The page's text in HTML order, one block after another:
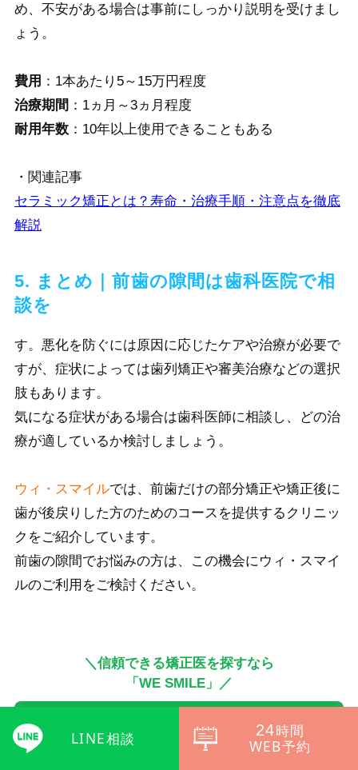
め、不安がある場合は事前にしっかり説明を受けまし
ょう。
費用 ：1本あたり5～15万円程度
治療期間 ：1ヵ月～3ヵ月程度
耐用年数：10年以上使用できることもある
・関連記事
セラミック矯正とは？寿命・治療手順・注意点を徹底
解説
5. まとめ｜前歯の隙間は歯科医院で相
談を
す。悪化を防ぐには原因に応じたケアや治療が必要で
すが、症状によっては歯列矯正や審美治療などの選択
肢もあります。
気になる症状がある場合は歯科医師に相談し、どの治
療が適しているか検討しましょう。
ウィ・スマイルでは、前歯だけの部分矯正や矯正後に
歯が後戻りした方のためのコースを提供するクリニッ
クをご紹介しています。
前歯の隙間でお悩みの方は、この機会にウィ・スマイ
ルのご利用をご検討ください。
＼信頼できる矯正医を探すなら
「WE SMILE」／
月額3,000円～
「最寄り」のクリニックを探す
LINE相談 24時間
WEB予約